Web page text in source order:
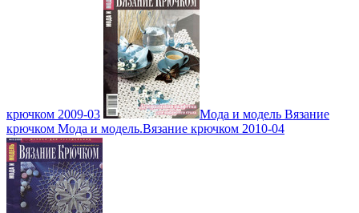
крючком 2009-03
Мода и модель Вязание
крючком Мода и модель.Вязание крючком 2010-04